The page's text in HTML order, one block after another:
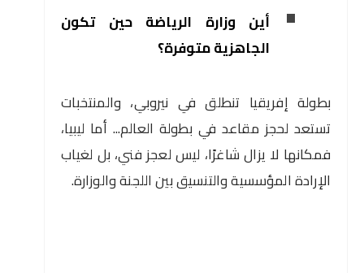
أين وزارة الرياضة حين تكون
الجاهزية متوفرة؟
بطولة إفريقيا تنطلق في نيروبي، والمنتخبات
تستعد لحجز مقاعد في بطولة العالم... أما ليبيا،
فمكانها لا يزال شاغرًا، ليس لعجز فني، بل لغياب
الإرادة المؤسسية والتنسيق بين اللجنة والوزارة.